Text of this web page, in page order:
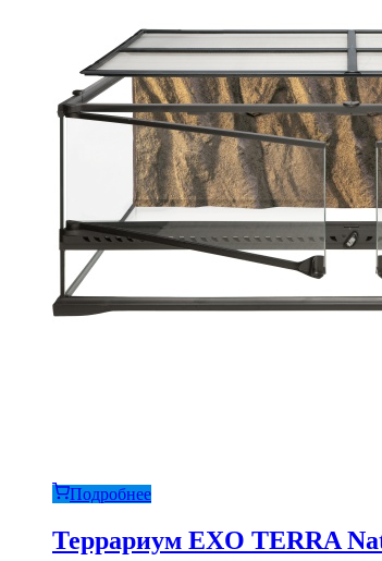
Подробнее
Террариум EXO TERRA